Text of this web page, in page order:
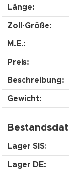
Länge:
Zoll-Größe:
M.E.:
Preis:
Beschreibung:
Gewicht:
Lager SIS:
Lager DE: